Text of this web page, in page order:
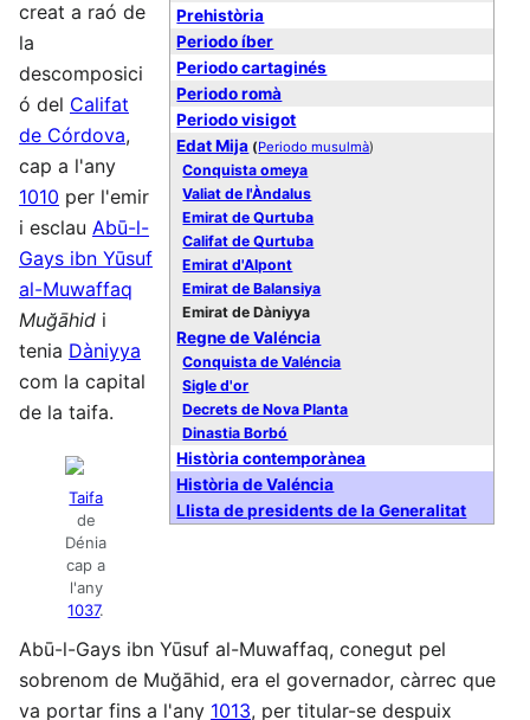
Prehistòria
Periodo íber
Periodo cartaginés
Periodo romà
Periodo visigot
Edat Mija (Periodo musulmà)
Conquista omeya
Valiat de l'Àndalus
Emirat de Qurtuba
Califat de Qurtuba
Emirat d'Alpont
Emirat de Balansiya
Emirat de Dàniyya
Regne de Valéncia
Conquista de Valéncia
Sigle d'or
Decrets de Nova Planta
Dinastia Borbó
Història contemporànea
Història de Valéncia
Llista de presidents de la Generalitat
creat a raó de
la
descomposici
ó del Califat
de Córdova,
cap a l'any
1010 per l'emir
i esclau Abū-l-
Gays ibn Yūsuf
al-Muwaffaq
Muğāhid i
tenia Dàniyya
com la capital
de la taifa.
Taifa
de
Dénia
cap a
l'any
1037.
Abū-l-Gays ibn Yūsuf al-Muwaffaq, conegut pel
sobrenom de Muğāhid, era el governador, càrrec que
va portar fins a l'any 1013, per titular-se despuix